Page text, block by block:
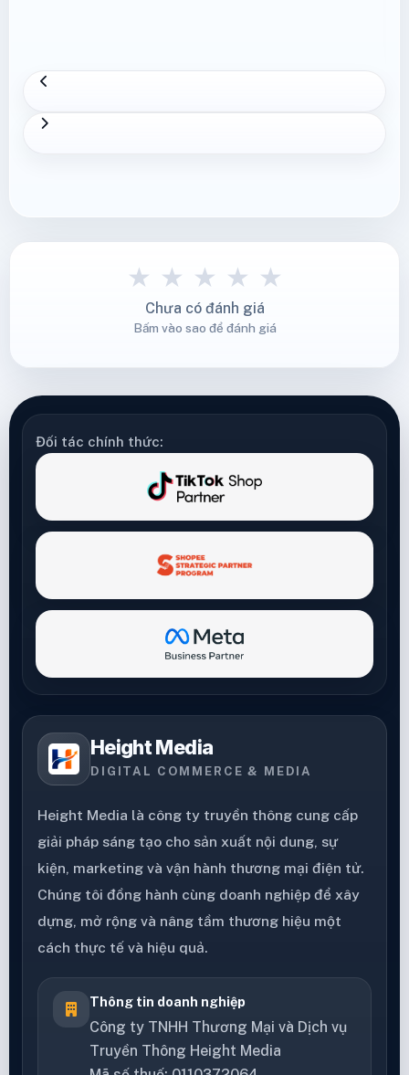
★ ★ ★ ★ ★
Chưa có đánh giá
Bấm vào sao để đánh giá
Đối tác chính thức:
Height Media
DIGITAL COMMERCE & MEDIA
Height Media là công ty truyền thông cung cấp
giải pháp sáng tạo cho sản xuất nội dung, sự
kiện, marketing và vận hành thương mại điện tử.
Chúng tôi đồng hành cùng doanh nghiệp để xây
dựng, mở rộng và nâng tầm thương hiệu một
cách thực tế và hiệu quả.
Thông tin doanh nghiệp
Công ty TNHH Thương Mại và Dịch vụ
Truyền Thông Height Media